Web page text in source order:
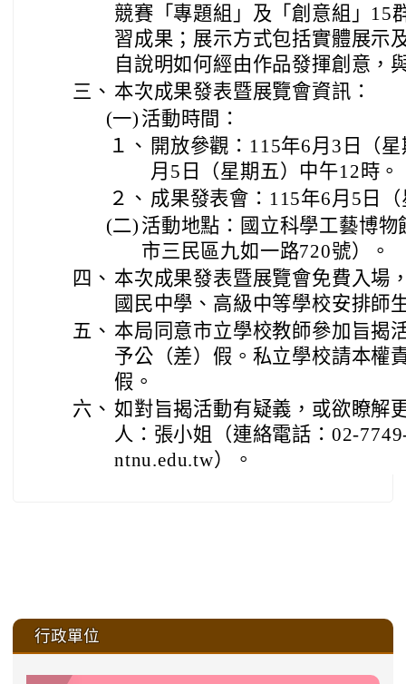
競賽「專題組」及「創意組」15
習成果；展示方式包括實體展示
自說明如何經由作品發揮創意，
三、 本次成果發表暨展覽會資訊：
(一) 活動時間：
１、 開放參觀：115年6月3日（
月5日（星期五）中午12時。
２、 成果發表會：115年6月5日
(二) 活動地點：國立科學工藝博
市三民區九如一路720號）。
四、 本次成果發表暨展覽會免費入場
國民中學、高級中等學校安排師
五、 本局同意市立學校教師參加旨揭
予公（差）假。私立學校請本權
假。
六、 如對旨揭活動有疑義，或欲瞭解
人：張小姐（連絡電話：02-
ntnu.edu.tw）。
::: 行政單位